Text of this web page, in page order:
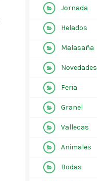
Jornada
Helados
Malasaña
Novedades
Feria
Granel
Vallecas
Animales
Bodas